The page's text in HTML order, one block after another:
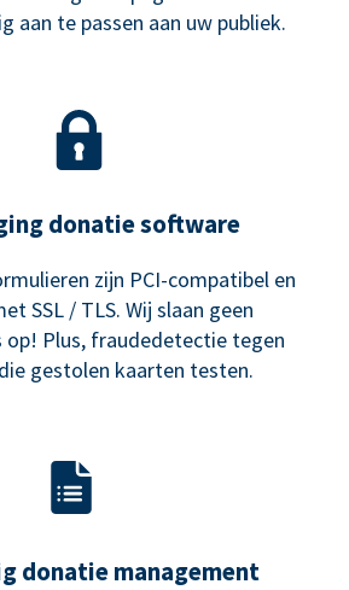
aan te passen aan uw publiek.
donatie software
zijn PCI-compatibel en
SSL / TLS. Wij slaan geen
op! Plus, fraudedetectie tegen
gestolen kaarten testen.
donatie management